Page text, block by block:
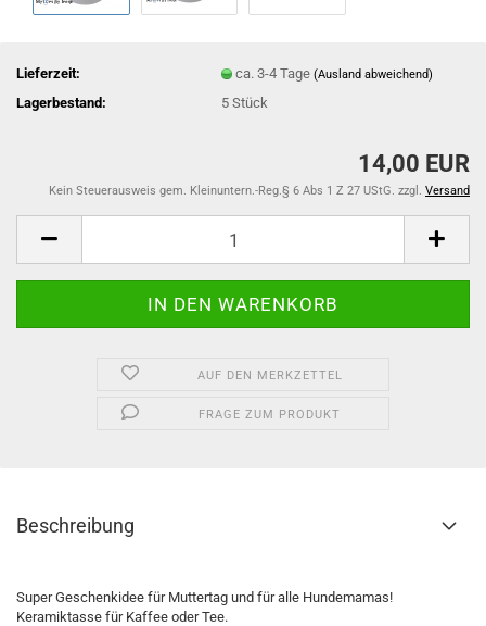
Lieferzeit: ca. 3-4 Tage(Ausland abweichend)
Lagerbestand: 5Stück
14,00 EUR
Kein Steuerausweis gem. Kleinuntern.-Reg.§ 6 Abs 1 Z 27 UStG. zzgl. Versand
AUF DEN MERKZETTEL
FRAGE ZUM PRODUKT
Beschreibung
Super Geschenkidee für Muttertag und für alle Hundemamas!
Keramiktasse für Kaffee oder Tee.